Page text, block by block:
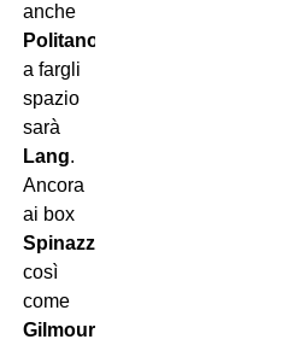
anche
Politano
a fargli
spazio
sarà
Lang.
Ancora
ai box
Spinazzola
così
come
Gilmour.